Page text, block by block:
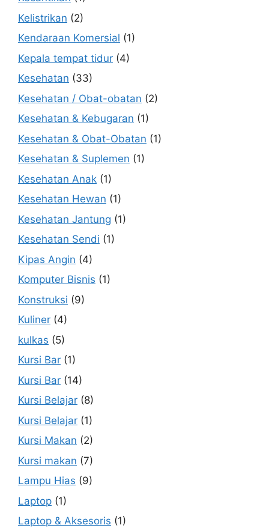
Kelistrikan (2)
Kendaraan Komersial (1)
Kepala tempat tidur (4)
Kesehatan (33)
Kesehatan / Obat-obatan (2)
Kesehatan & Kebugaran (1)
Kesehatan & Obat-Obatan (1)
Kesehatan & Suplemen (1)
Kesehatan Anak (1)
Kesehatan Hewan (1)
Kesehatan Jantung (1)
Kesehatan Sendi (1)
Kipas Angin (4)
Komputer Bisnis (1)
Konstruksi (9)
Kuliner (4)
kulkas (5)
Kursi Bar (1)
Kursi Bar (14)
Kursi Belajar (8)
Kursi Belajar (1)
Kursi Makan (2)
Kursi makan (7)
Lampu Hias (9)
Laptop (1)
Laptop & Aksesoris (1)